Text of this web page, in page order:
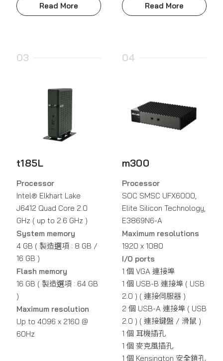
Read More Read More
03
t185L
Processor
Intel® Elkhart Lake
J6412 Quad Core 2.0
GHz ( up to 2.6 GHz )
System memory
4 GB ( 製造選項 : 8 GB /
16 GB )
Flash memory
16 GB ( 製造選項 : 64 GB
)
Maximum resolution
Up to 4096 x 2160 @
60Hz
04
m300
Processor
SOC SMSC UFX6000,
Elite Silicon Technology,
E3869N6-A
Maximum resolutions
1920 x 1080
I/O ports
1 個 VGA 連接埠
1 個 USB-B 連接埠 ( USB
2.0 ) ( 連接伺服器 )
2 個 USB-A 連接埠 ( USB
2.0 ) ( 連接鍵盤 / 滑鼠 )
1 個 耳機插孔
1 個 麥克風插孔
1 個 Kensington 安全鎖孔